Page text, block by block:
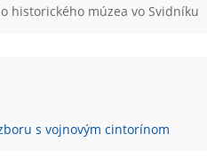
historického múzea vo Svidníku
s vojnovým cintorínom